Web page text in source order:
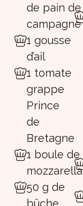
de pain de
campagne
1 gousse
d’ail
1 tomate
grappe
Prince
de
Bretagne
1 boule de
mozzarella
50 g de
bûche